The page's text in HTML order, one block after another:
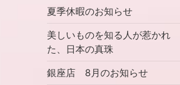
夏季休暇のお知らせ
美しいものを知る人が惹かれ
た、日本の真珠
銀座店 8月のお知らせ